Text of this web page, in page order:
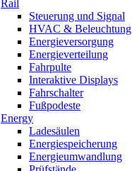
Rail
Steuerung und Signal
HVAC & Beleuchtung
Energieversorgung
Energieverteilung
Fahrpulte
Interaktive Displays
Fahrschalter
Fußpodeste
Energy
Ladesäulen
Energiespeicherung
Energieumwandlung